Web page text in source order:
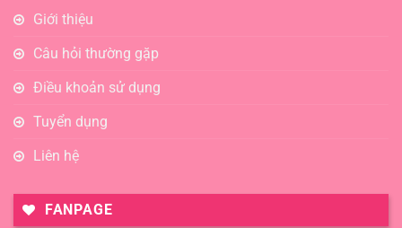
Giới thiệu
Câu hỏi thường gặp
Điều khoản sử dụng
Tuyển dụng
Liên hệ
FANPAGE